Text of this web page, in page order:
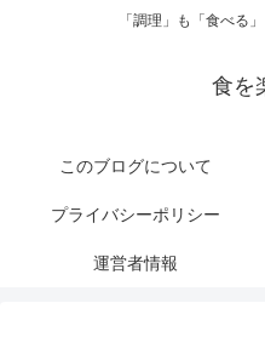
「調理」も「食べる
食を
このブログについて
プライバシーポリシー
運営者情報